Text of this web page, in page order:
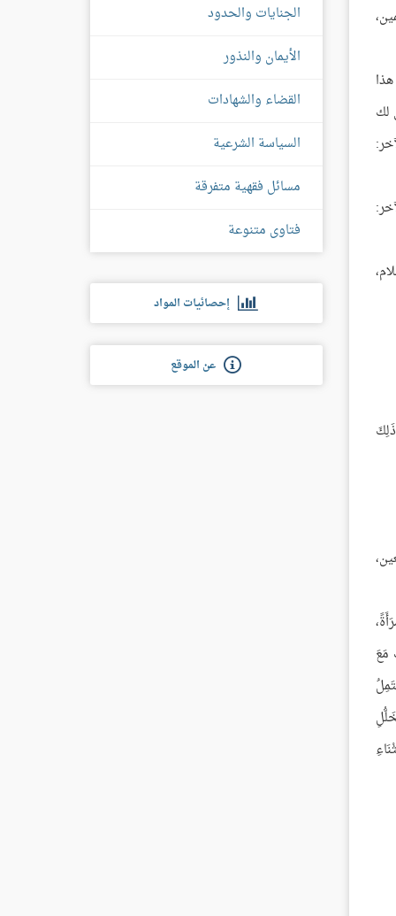
لك
مَعَ
الجنايات والحدود
الأيمان والنذور
القضاء والشهادات
السياسة الشرعية
مسائل فقهية متفرقة
فتاوى متنوعة
إحصائيات المواد
عن الموقع